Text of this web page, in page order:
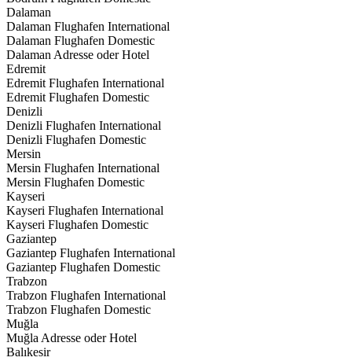
Dalaman
Dalaman Flughafen International
Dalaman Flughafen Domestic
Dalaman Adresse oder Hotel
Edremit
Edremit Flughafen International
Edremit Flughafen Domestic
Denizli
Denizli Flughafen International
Denizli Flughafen Domestic
Mersin
Mersin Flughafen International
Mersin Flughafen Domestic
Kayseri
Kayseri Flughafen International
Kayseri Flughafen Domestic
Gaziantep
Gaziantep Flughafen International
Gaziantep Flughafen Domestic
Trabzon
Trabzon Flughafen International
Trabzon Flughafen Domestic
Muğla
Muğla Adresse oder Hotel
Balıkesir